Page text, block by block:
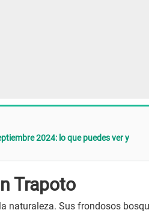
2024: lo que puedes ver y
Trapoto
naturaleza. Sus frondosos